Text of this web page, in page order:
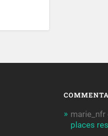
marie_nfr
places